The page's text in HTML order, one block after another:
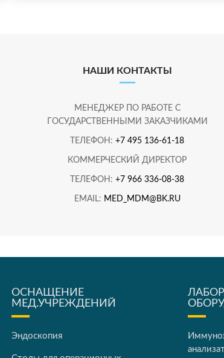
НАШИ КОНТАКТЫ
МЕНЕДЖЕР ПО РАБОТЕ С
ГОСУДАРСТВЕННЫМИ ЗАКАЗЧИКАМИ
ТЕЛЕФОН:+7 495 136-61-18
КОММЕРЧЕСКИЙ ДИРЕКТОР
ТЕЛЕФОН:+7 966 336-08-38
EMAIL: MED_MDM@BK.RU
ОСНАЩЕНИЕ
МЕД.УЧРЕЖДЕНИЙ
Эндоскопия